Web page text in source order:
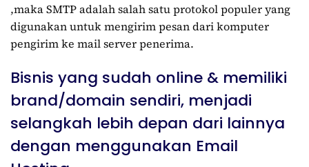
,maka SMTP adalah salah satu protokol populer yang
digunakan untuk mengirim pesan dari komputer
pengirim ke mail server penerima.
Bisnis yang sudah online & memiliki
brand/domain sendiri, menjadi
selangkah lebih depan dari lainnya
dengan menggunakan Email